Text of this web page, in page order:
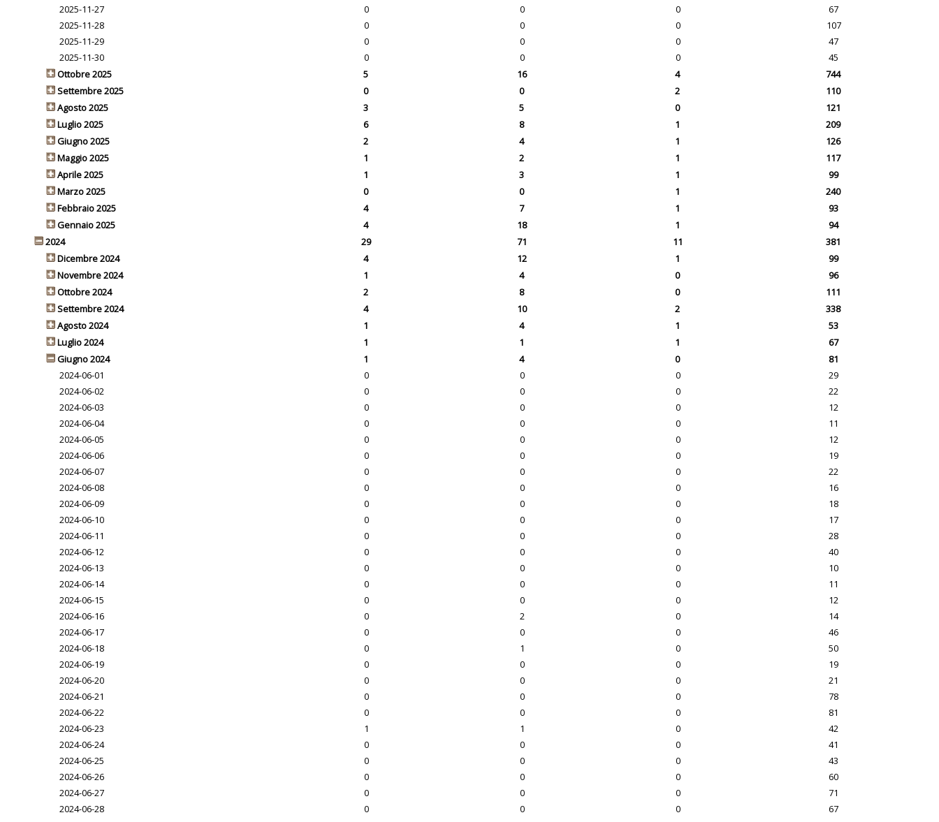
2025-11-27
0 0 0
67
2025-11-28
0 0 0
107
2025-11-29
0 0 0
47
2025-11-30
0 0 0
45
Ottobre 2025
5 16 4
744
Settembre 2025
0 0 2
110
Agosto 2025
3 5 0
121
Luglio 2025
6 8 1
209
Giugno 2025
2 4 1
126
Maggio 2025
1 2 1
117
Aprile 2025
1 3 1
99
Marzo 2025
0 0 1
240
Febbraio 2025
4 7 1
93
Gennaio 2025
4 18 1
94
2024
29 71 11
381
Dicembre 2024
4 12 1
99
Novembre 2024
1 4 0
96
Ottobre 2024
2 8 0
111
Settembre 2024
4 10 2
338
Agosto 2024
1 4 1
53
Luglio 2024
1 1 1
67
Giugno 2024
1 4 0
81
2024-06-01
0 0 0
29
2024-06-02
0 0 0
22
2024-06-03
0 0 0
12
2024-06-04
0 0 0
11
2024-06-05
0 0 0
12
2024-06-06
0 0 0
19
2024-06-07
0 0 0
22
2024-06-08
0 0 0
16
2024-06-09
0 0 0
18
2024-06-10
0 0 0
17
2024-06-11
0 0 0
28
2024-06-12
0 0 0
40
2024-06-13
0 0 0
10
2024-06-14
0 0 0
11
2024-06-15
0 0 0
12
2024-06-16
0 2 0
14
2024-06-17
0 0 0
46
2024-06-18
0 1 0
50
2024-06-19
0 0 0
19
2024-06-20
0 0 0
21
2024-06-21
0 0 0
78
2024-06-22
0 0 0
81
2024-06-23
1 1 0
42
2024-06-24
0 0 0
41
2024-06-25
0 0 0
43
2024-06-26
0 0 0
60
2024-06-27
0 0 0
71
2024-06-28
0 0 0
67